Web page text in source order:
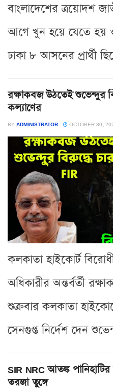
বাংলাদেশের ত্রয়োদশ
আগে খুন হয়ে যেতে হয়
ঢাকা ৮ আসনের প্রার্থী
রক্ষাকবজ উঠতেই শুভেন্দুর
কল্যাণের
BY ADMINISTRATOR OCTOBER 30,
কলকাতা হাইকোর্ট
অধিকারীর অন্তর্বর্তী
শুক্রবার কলকাতা
সেনগুপ্ত নির্দেশ দেন
SIR NRC আতঙ্ক
তরজা তুঙ্গে